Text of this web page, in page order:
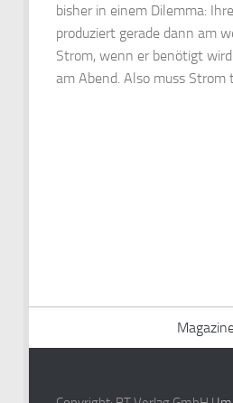
bisher in einem Dilemma:
produziert gerade dann am
Strom, wenn er benötigt
am Abend. Also muss Strom